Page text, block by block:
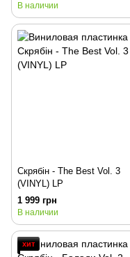
В наличии
Скрябін - The Best Vol. 3
(VINYL) LP
1 999 грн
В наличии
хит